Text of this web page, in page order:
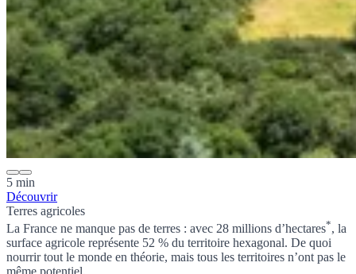
5 min
Découvrir
Terres agricoles
La France ne manque pas de terres : avec 28 millions d’hectares*, la
surface agricole représente 52 % du territoire hexagonal. De quoi
nourrir tout le monde en théorie, mais tous les territoires n’ont pas le
même potentiel.